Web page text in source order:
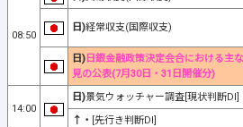
08:50
日)経常収支(国際収支)
日) 日銀金融政策決定会合における主
見の公表(7月30日・31日開催分)
14:00
日)景気ウォッチャー調査[現状判断DI]
↑・ [先行き判断DI]